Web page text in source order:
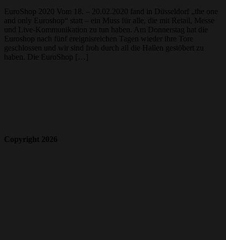
EuroShop 2020 Vom 18. – 20.02.2020 fand in Düsseldorf „the one
and only Euroshop“ statt – ein Muss für alle, die mit Retail, Messe
und Live-Kommunikation zu tun haben. Am Donnerstag hat die
Euroshop nach fünf ereignisreichen Tagen wieder ihre Tore
geschlossen und wir sind froh durch all die Hallen gestöbert zu
haben. Die EuroShop […]
Copyright 2026